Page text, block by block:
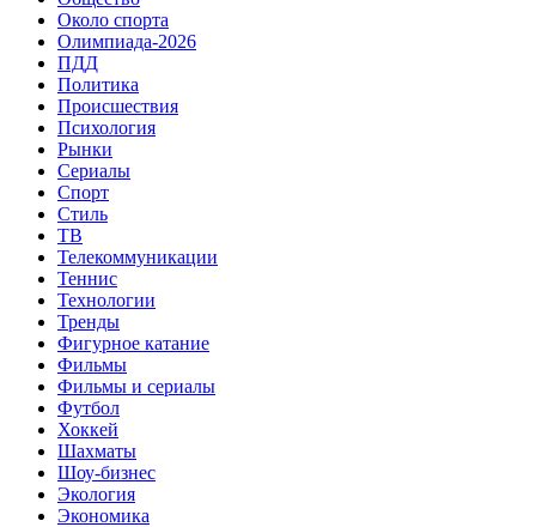
Около спорта
Олимпиада-2026
ПДД
Политика
Происшествия
Психология
Рынки
Сериалы
Спорт
Стиль
ТВ
Телекоммуникации
Теннис
Технологии
Тренды
Фигурное катание
Фильмы
Фильмы и сериалы
Футбол
Хоккей
Шахматы
Шоу-бизнес
Экология
Экономика